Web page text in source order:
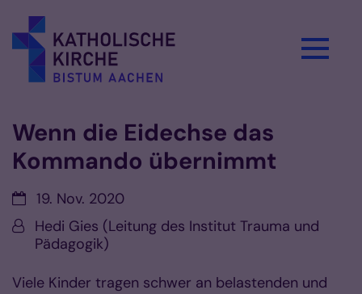
Wenn die Eidechse das
Kommando übernimmt
Datum:19. Nov. 2020
Von:Hedi Gies (Leitung des Institut Trauma und
Pädagogik)
Viele Kinder tragen schwer an belastenden und